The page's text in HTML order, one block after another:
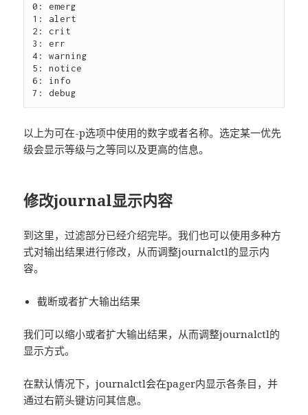
0: emerg
1: alert
2: crit
3: err
4: warning
5: notice
6: info
以上为可在-p选项中使用的数字或者名称。选定某一优先
级会显示等级与之等同以及更高的信息。
修改journal显示内容
到这里，过滤部分已经介绍完毕。我们也可以使用多种方
式对输出结果进行修改，从而调整journalctl的显示内
容。
截断或者扩大输出结果
我们可以缩小或者扩大输出结果，从而调整journalctl的
显示方式。
在默认情况下，journalctl会在pager内显示各条目，并
通过右箭头键访问其信息。